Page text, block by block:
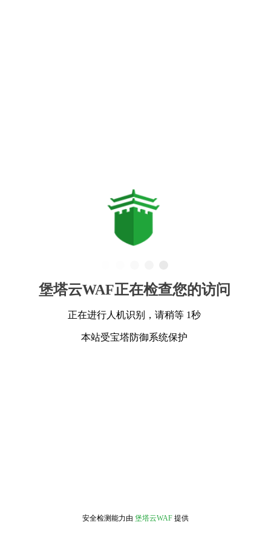
堡塔云WAF正在检查您的访问
正在进行人机识别，请稍等 1秒
本站受宝塔防御系统保护
安全检测能力由 堡塔云WAF 提供